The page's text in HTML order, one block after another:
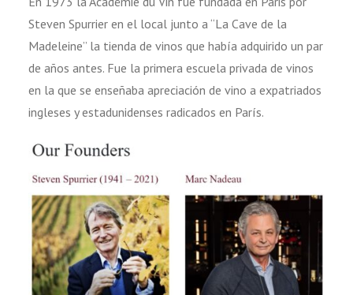
Steven Spurrier en el local junto a “La Cave de la
Madeleine” la tienda de vinos que había adquirido un par
de años antes. Fue la primera escuela privada de vinos
en la que se enseñaba apreciación de vino a expatriados
ingleses y estadunidenses radicados en París.